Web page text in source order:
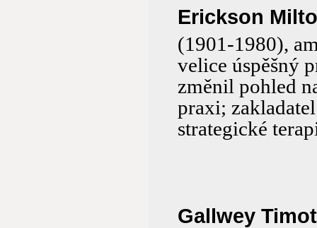
Erickson
(1901-1980),
velice úspěšný
změnil pohled
praxi;
strategické
Gallwey